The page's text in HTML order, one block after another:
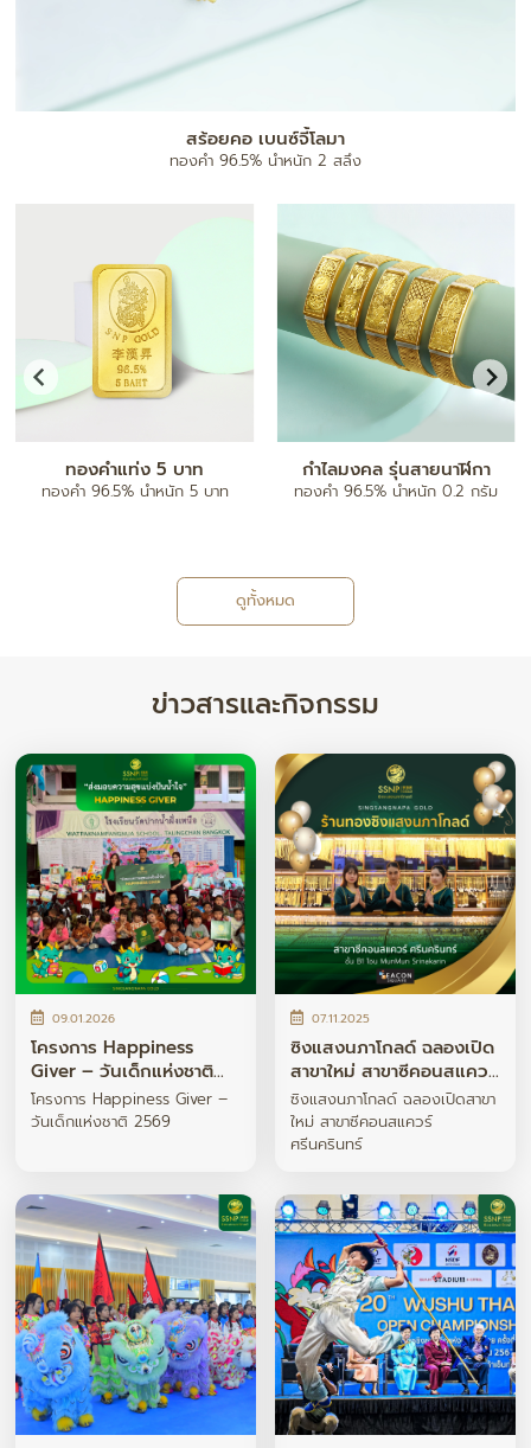
แผ่นทองมงคล
ทองคำ 96.5% น้ำหนัก 0.1 กรัม
จี้ตัวอักษร A-Z
ทองคำ 96.5% น้ำหนัก ครึ่งสลึง/ 1
กำไลข้อมือ
ทองคำ 80% ฝังเพชรแท้
ดูทั้งหมด
ข่าวสารและกิจกรรม
09.01.2026
โครงการ Happiness
Giver – วันเด็กแห่งชาติ
2569
โครงการ Happiness Giver –
วันเด็กแห่งชาติ 2569
07.11.2025
ซิงแสงนภาโกลด์ ฉลองเปิด
สาขาใหม่ สาขาซีคอนสแควร์
ศรีนครินทร์
ซิงแสงนภาโกลด์ ฉลองเปิดสาขา
ใหม่ สาขาซีคอนสแควร์
ศรีนครินทร์